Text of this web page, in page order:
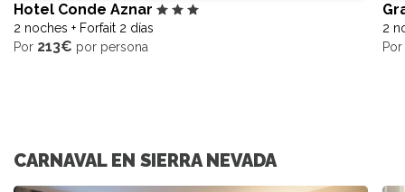
Hotel Conde Aznar
2 noches + Forfait 2 días
Por 213€ por persona
2
Por
CARNAVAL EN SIERRA NEVADA